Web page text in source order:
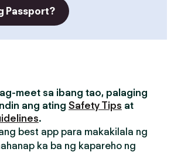
Passport?
meet sa ibang tao, palaging
ang ating Safety Tips at
.
best app para makakilala ng
ka ba ng kapareho ng